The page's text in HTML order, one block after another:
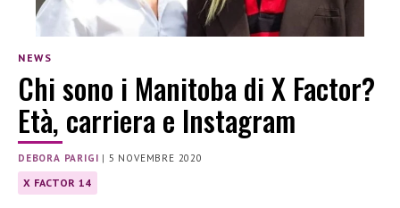
NEWS
Chi sono i Manitoba di X Factor?
Età, carriera e Instagram
DEBORA PARIGI | 5 NOVEMBRE 2020
X FACTOR 14